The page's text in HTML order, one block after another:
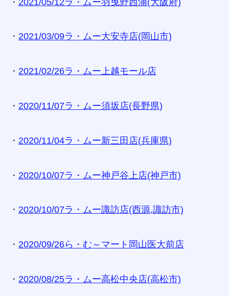
・ 2021/03/09ラ・ムー大安寺店(岡山市)
・ 2021/02/26ラ・ムー上越モール店
・ 2020/11/07ラ・ムー須坂店(長野県)
・ 2020/11/04ラ・ムー新三田店(兵庫県)
・ 2020/10/07ラ・ムー神戸谷上店(神戸市)
・ 2020/10/07ラ・ムー諏訪店(西源,諏訪市)
・ 2020/09/26ら・む～マート岡山医大前店
・ 2020/08/25ラ・ムー高松中央店(高松市)